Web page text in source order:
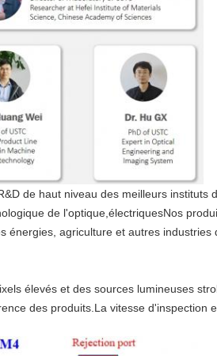
de haut niveau des meilleurs
de l'optique,électriquesNos
agriculture et autres industries
élevés et des sources lumineuses
des produits.La vitesse d'inspection